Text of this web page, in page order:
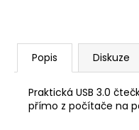
Popis Diskuze
Praktická USB 3.0
přímo z počítače na